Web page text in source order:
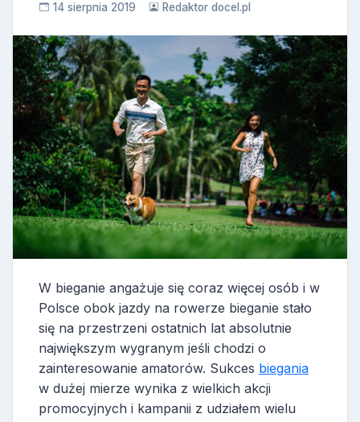
14 sierpnia 2019 Redaktor docel.pl
W bieganie angażuje się coraz więcej osób i w
Polsce obok jazdy na rowerze bieganie stało
się na przestrzeni ostatnich lat absolutnie
największym wygranym jeśli chodzi o
zainteresowanie amatorów. Sukces biegania
w dużej mierze wynika z wielkich akcji
promocyjnych i kampanii z udziałem wielu